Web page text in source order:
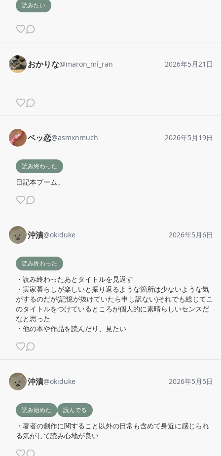
読みたい
おかりな@maron_mi_ran 2026年5月21日
ベッ恋@asmxnmuch 2026年5月19日
読み終わった
日記本ブーム。
沖漬@okiduke 2026年5月6日
読み終わった
・読み終わったあとタイトルを見返す
・実家暮らしが楽しいと振り返るような箇所は少ないような気
がするのだが(記憶が抜けていたら申し訳ない)それでも総じてこ
のタイトルをつけているところが個人的に素晴らしいセンスだ
なと思った
・他の本や作品を読んだり、見たい
沖漬@okiduke 2026年5月5日
読み始めた 読んでる
・著者の創作に関すること以外の日常も含めて身近に感じられ
る気がして読み心地が良い